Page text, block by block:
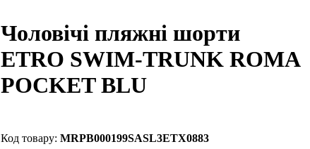
Чоловічі пляжні шорти
ETRO SWIM-TRUNK ROMA
POCKET BLU
MRPB000199SASL3ETX0883